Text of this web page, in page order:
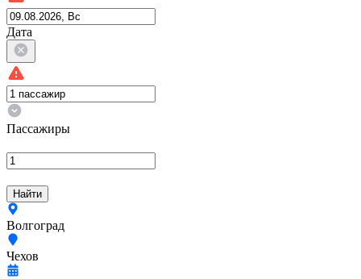
Дата
Пассажиры
Найти
Волгоград
Чехов